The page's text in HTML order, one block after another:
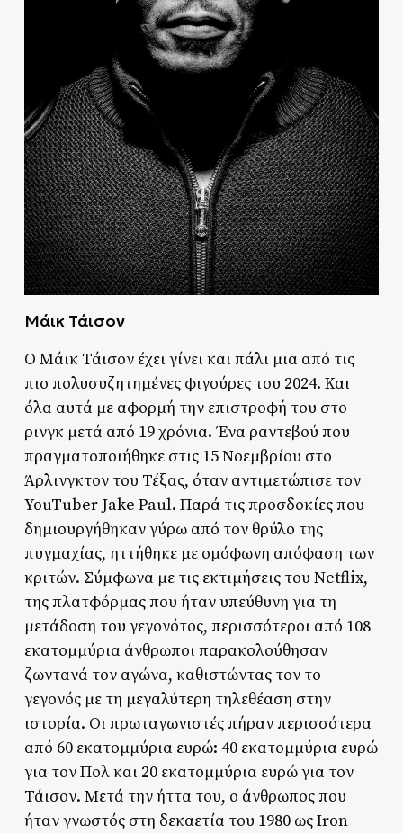
Μάικ Τάισον
Ο Μάικ Τάισον έχει γίνει και πάλι μια από τις
πιο πολυσυζητημένες φιγούρες του 2024. Και
όλα αυτά με αφορμή την επιστροφή του στο
ρινγκ μετά από 19 χρόνια. Ένα ραντεβού που
πραγματοποιήθηκε στις 15 Νοεμβρίου στο
Άρλινγκτον του Τέξας, όταν αντιμετώπισε τον
YouTuber Jake Paul. Παρά τις προσδοκίες που
δημιουργήθηκαν γύρω από τον θρύλο της
πυγμαχίας, ηττήθηκε με ομόφωνη απόφαση των
κριτών. Σύμφωνα με τις εκτιμήσεις του Netflix,
της πλατφόρμας που ήταν υπεύθυνη για τη
μετάδοση του γεγονότος, περισσότεροι από 108
εκατομμύρια άνθρωποι παρακολούθησαν
ζωντανά τον αγώνα, καθιστώντας τον το
γεγονός με τη μεγαλύτερη τηλεθέαση στην
ιστορία. Οι πρωταγωνιστές πήραν περισσότερα
από 60 εκατομμύρια ευρώ: 40 εκατομμύρια ευρώ
για τον Πολ και 20 εκατομμύρια ευρώ για τον
Τάισον. Μετά την ήττα του, ο άνθρωπος που
ήταν γνωστός στη δεκαετία του 1980 ως Iron